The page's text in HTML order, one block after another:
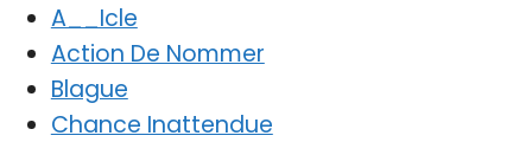
A__Icle
Action De Nommer
Blague
Chance Inattendue